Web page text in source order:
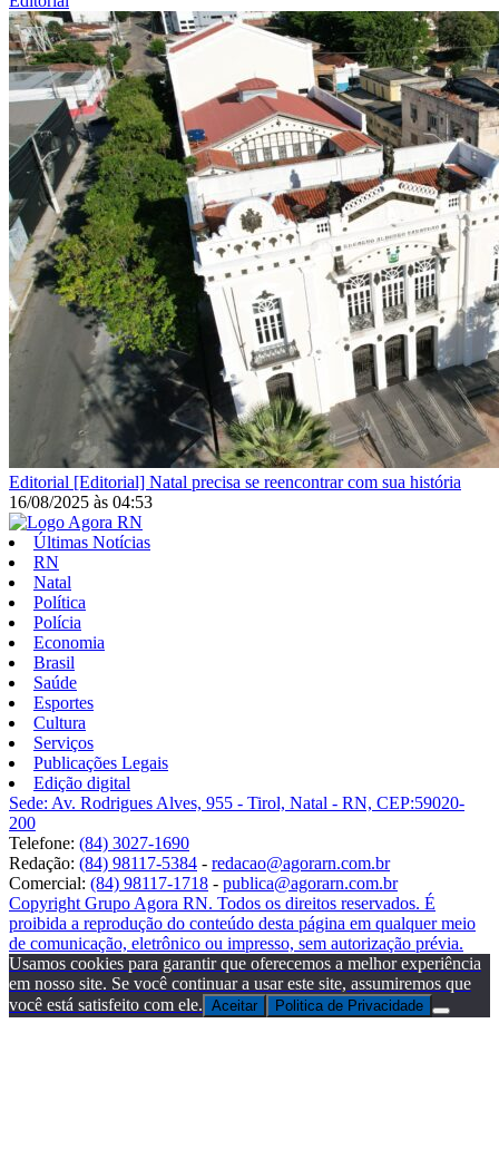
Editorial [Editorial] Natal precisa se reencontrar com sua história
16/08/2025 às 04:53
Últimas Notícias
RN
Natal
Política
Polícia
Economia
Brasil
Saúde
Esportes
Cultura
Serviços
Publicações Legais
Edição digital
Sede: Av. Rodrigues Alves, 955 - Tirol, Natal - RN, CEP:59020-
200
Telefone: (84) 3027-1690
Redação: (84) 98117-5384 - redacao@agorarn.com.br
Comercial: (84) 98117-1718 - publica@agorarn.com.br
Copyright Grupo Agora RN. Todos os direitos reservados. É
proibida a reprodução do conteúdo desta página em qualquer meio
de comunicação, eletrônico ou impresso, sem autorização prévia.
Usamos cookies para garantir que oferecemos a melhor experiência
em nosso site. Se você continuar a usar este site, assumiremos que
você está satisfeito com ele. Aceitar Politica de Privacidade